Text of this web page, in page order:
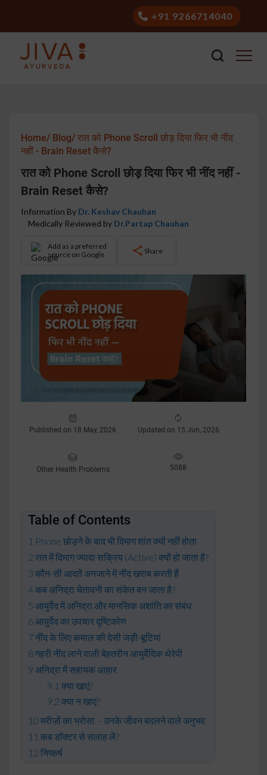
+91 9266714040
Home/ Blog/ रात को Phone Scroll छोड़ दिया फिर भी नींद
नहीं - Brain Reset कैसे?
रात को Phone Scroll छोड़ दिया फिर भी नींद नहीं -
Brain Reset कैसे?
Information By Dr. Keshav Chauhan
Medically Reviewed by Dr.Partap Chauhan
Add as a preferred
source on Google
Share
Published on 18 May, 2026 Updated on 15 Jun, 2026
Other Health Problems 5088
Table of Contents
Phone छोड़ने के बाद भी दिमाग शांत क्यों नहीं होता
रात में दिमाग ज्यादा सक्रिय (Active) क्यों हो जाता है?
कौन-सी आदतें अनजाने में नींद खराब करती हैं
कब अनिद्रा चेतावनी का संकेत बन जाता है?
आयुर्वेद में अनिद्रा और मानसिक अशांति का संबंध
आयुर्वेद का उपचार दृष्टिकोण
नींद के लिए कमाल की देसी जड़ी-बूटियां
गहरी नींद लाने वाली बेहतरीन आयुर्वेदिक थेरेपी
अनिद्रा में सहायक आहार
क्या खाएं?
क्या न खाएं?
मरीज़ों का भरोसा – उनके जीवन बदलने वाले अनुभव
कब डॉक्टर से सलाह लें?
निष्कर्ष